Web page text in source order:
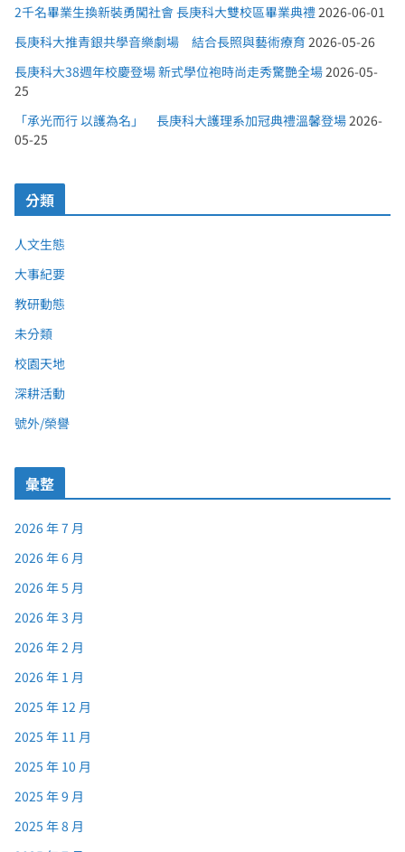
2千名畢業生換新裝勇闖社會 長庚科大雙校區畢業典禮 2026-06-01
長庚科大推青銀共學音樂劇場 結合長照與藝術療育 2026-05-26
長庚科大38週年校慶登場 新式學位袍時尚走秀驚艷全場 2026-05-
25
「承光而行 以護為名」 長庚科大護理系加冠典禮溫馨登場 2026-
05-25
分類
人文生態
大事紀要
教研動態
未分類
校園天地
深耕活動
號外/榮譽
彙整
2026 年 7 月
2026 年 6 月
2026 年 5 月
2026 年 3 月
2026 年 2 月
2026 年 1 月
2025 年 12 月
2025 年 11 月
2025 年 10 月
2025 年 9 月
2025 年 8 月